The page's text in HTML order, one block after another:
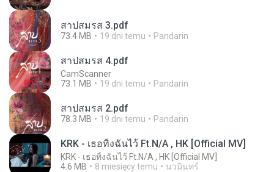
สาปสมรส 3.pdf
73.4 MB 19 dni temu Pandarin
สาปสมรส 4.pdf
CamScanner
73.1 MB
19 dni temu Pandarin
สาปสมรส 2.pdf
78.3 MB 19 dni temu Pandarin
KRK - เธอทิ้งฉันไว้ Ft.N/A , HK [Official MV]
KRK - เธอทิ้งฉันไว้ Ft.N/A , HK [Official MV]
4.6 MB
8 miesięcy temu นวมินทร์